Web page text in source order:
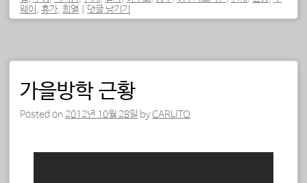
웨이 , 휴가, 희열 댓글 남기기
가을방학 근황
Posted on 2012년 10월 28일 byCARLITO